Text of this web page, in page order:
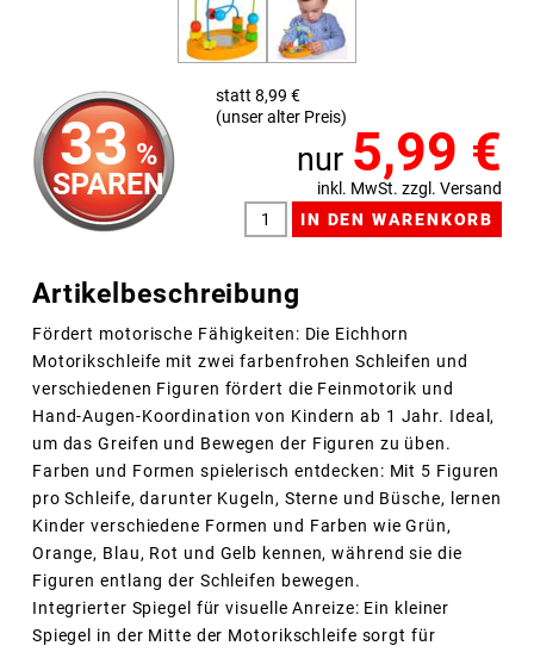
33 %
SPAREN
statt 8,99 €
(unser alter Preis)
nur 5,99 €
inkl. MwSt. zzgl. Versand
Artikelbeschreibung
Fördert motorische Fähigkeiten: Die Eichhorn
Motorikschleife mit zwei farbenfrohen Schleifen und
verschiedenen Figuren fördert die Feinmotorik und
Hand-Augen-Koordination von Kindern ab 1 Jahr. Ideal,
um das Greifen und Bewegen der Figuren zu üben.
Farben und Formen spielerisch entdecken: Mit 5 Figuren
pro Schleife, darunter Kugeln, Sterne und Büsche, lernen
Kinder verschiedene Formen und Farben wie Grün,
Orange, Blau, Rot und Gelb kennen, während sie die
Figuren entlang der Schleifen bewegen.
Integrierter Spiegel für visuelle Anreize: Ein kleiner
Spiegel in der Mitte der Motorikschleife sorgt für